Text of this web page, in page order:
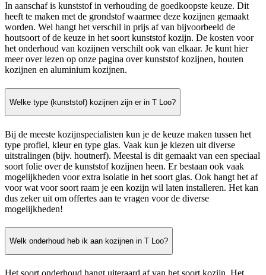
In aanschaf is kunststof in verhouding de goedkoopste keuze. Dit
heeft te maken met de grondstof waarmee deze kozijnen gemaakt
worden. Wel hangt het verschil in prijs af van bijvoorbeeld de
houtsoort of de keuze in het soort kunststof kozijn. De kosten voor
het onderhoud van kozijnen verschilt ook van elkaar. Je kunt hier
meer over lezen op onze pagina over kunststof kozijnen, houten
kozijnen en aluminium kozijnen.
Welke type (kunststof) kozijnen zijn er in T Loo?
Bij de meeste kozijnspecialisten kun je de keuze maken tussen het
type profiel, kleur en type glas. Vaak kun je kiezen uit diverse
uitstralingen (bijv. houtnerf). Meestal is dit gemaakt van een speciaal
soort folie over de kunststof kozijnen heen. Er bestaan ook vaak
mogelijkheden voor extra isolatie in het soort glas. Ook hangt het af
voor wat voor soort raam je een kozijn wil laten installeren. Het kan
dus zeker uit om offertes aan te vragen voor de diverse
mogelijkheden!
Welk onderhoud heb ik aan kozijnen in T Loo?
Het soort onderhoud hangt uiteraard af van het soort kozijn. Het